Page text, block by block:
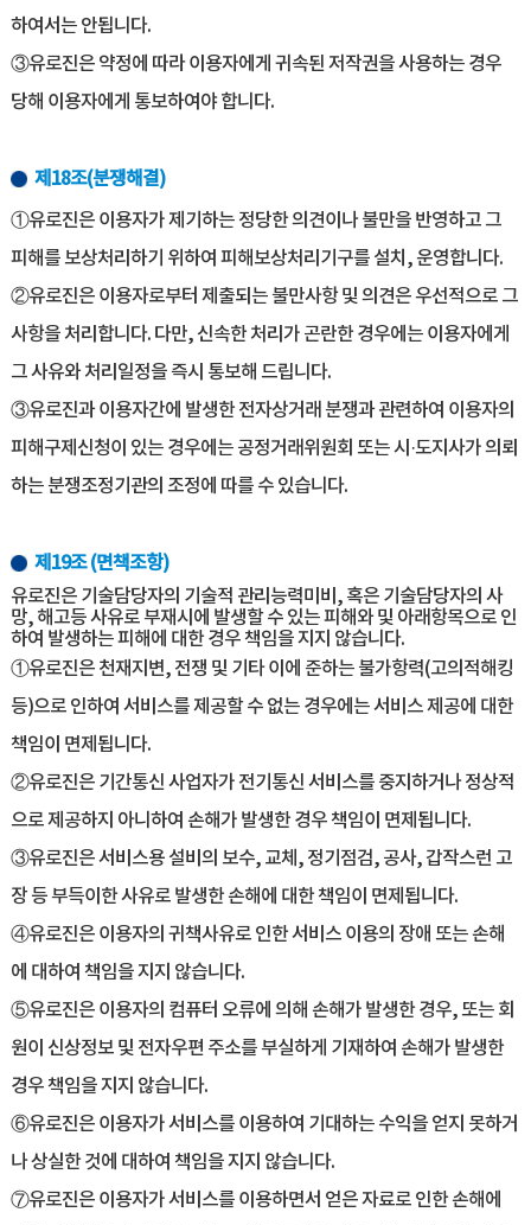
하여서는 안됩니다.
③유로진은 약정에 따라 이용자에게 귀속된 저작권을 사용하는 경우
당해 이용자에게 통보하여야 합니다.
제18조(분쟁해결)
①유로진은 이용자가 제기하는 정당한 의견이나 불만을 반영하고 그
피해를 보상처리하기 위하여 피해보상처리기구를 설치, 운영합니다.
②유로진은 이용자로부터 제출되는 불만사항 및 의견은 우선적으로 그
사항을 처리합니다. 다만, 신속한 처리가 곤란한 경우에는 이용자에게
그 사유와 처리일정을 즉시 통보해 드립니다.
③유로진과 이용자간에 발생한 전자상거래 분쟁과 관련하여 이용자의
피해구제신청이 있는 경우에는 공정거래위원회 또는 시·도지사가 의뢰
하는 분쟁조정기관의 조정에 따를 수 있습니다.
제19조 (면책조항)
유로진은 기술담당자의 기술적 관리능력미비, 혹은 기술담당자의 사
망, 해고등 사유로 부재시에 발생할 수 있는 피해와 및 아래항목으로 인
하여 발생하는 피해에 대한 경우 책임을 지지 않습니다.
①유로진은 천재지변, 전쟁 및 기타 이에 준하는 불가항력(고의적해킹
등)으로 인하여 서비스를 제공할 수 없는 경우에는 서비스 제공에 대한
책임이 면제됩니다.
②유로진은 기간통신 사업자가 전기통신 서비스를 중지하거나 정상적
으로 제공하지 아니하여 손해가 발생한 경우 책임이 면제됩니다.
③유로진은 서비스용 설비의 보수, 교체, 정기점검, 공사, 갑작스런 고
장 등 부득이한 사유로 발생한 손해에 대한 책임이 면제됩니다.
④유로진은 이용자의 귀책사유로 인한 서비스 이용의 장애 또는 손해
에 대하여 책임을 지지 않습니다.
⑤유로진은 이용자의 컴퓨터 오류에 의해 손해가 발생한 경우, 또는 회
원이 신상정보 및 전자우편 주소를 부실하게 기재하여 손해가 발생한
경우 책임을 지지 않습니다.
⑥유로진은 이용자가 서비스를 이용하여 기대하는 수익을 얻지 못하거
나 상실한 것에 대하여 책임을 지지 않습니다.
⑦유로진은 이용자가 서비스를 이용하면서 얻은 자료로 인한 손해에